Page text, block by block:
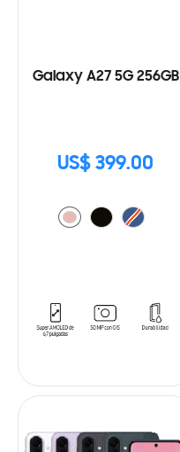
Galaxy A27 5G 256GB
US$ 399.00